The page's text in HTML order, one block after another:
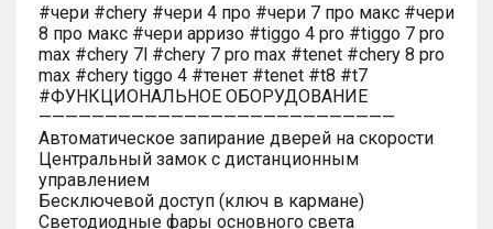
#чери #chery #чери 4 про #чери 7 про макс #чери
8 про макс #чери арризо #tiggo 4 pro #tiggo 7 pro
max #chery 7l #chery 7 pro max #tenet #chery 8 pro
max #chery tiggo 4 #тенет #tenet #t8 #t7
#ФУНКЦИОНАЛЬНОЕ ОБОРУДОВАНИЕ
———————————————————————————
Автоматическое запирание дверей на скорости
Центральный замок с дистанционным
управлением
Бесключевой доступ (ключ в кармане)
Светодиодные фары основного света